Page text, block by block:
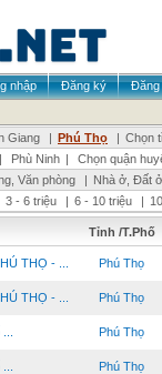
nhập Đăng ký
Đăng
Giang | Phú Thọ | Chọn
| Phù Ninh |
Chọn quận
Văn phòng | Nhà ở, Đất ở
3 - 6 triệu | 6 - 10 triệu |
Tỉnh /T.Phố
THỌ - ... Phú Thọ
THỌ - ... Phú Thọ
Phú Thọ
Phú Thọ